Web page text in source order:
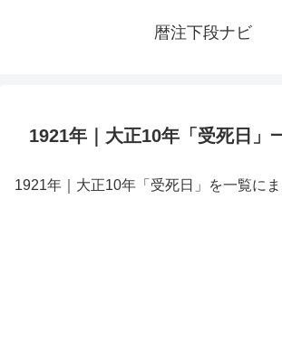
暦注下段ナビ
1921年｜大正10年「受死日」
1921年｜大正10年「受死日」を一覧にま